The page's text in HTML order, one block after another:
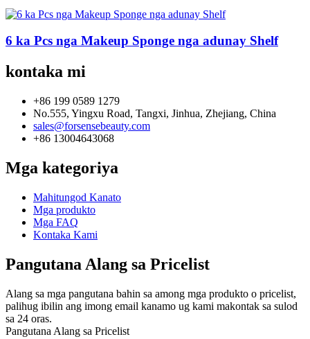
6 ka Pcs nga Makeup Sponge nga adunay Shelf
kontaka mi
+86 199 0589 1279
No.555, Yingxu Road, Tangxi, Jinhua, Zhejiang, China
sales@forsensebeauty.com
+86 13004643068
Mga kategoriya
Mahitungod Kanato
Mga produkto
Mga FAQ
Kontaka Kami
Pangutana Alang sa Pricelist
Alang sa mga pangutana bahin sa among mga produkto o pricelist,
palihug ibilin ang imong email kanamo ug kami makontak sa sulod
sa 24 oras.
Pangutana Alang sa Pricelist